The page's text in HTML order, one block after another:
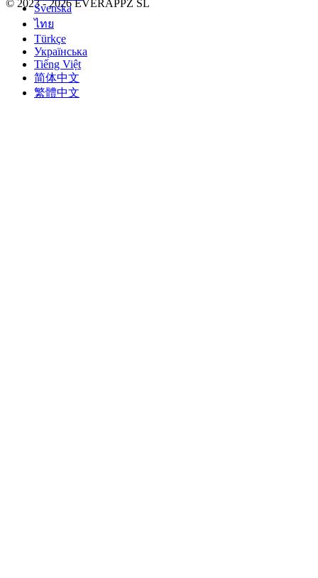
Svenska
ไทย
Türkçe
Українська
Tiếng Việt
简体中文
繁體中文
© 2023 - 2026 EVERAPPZ SL